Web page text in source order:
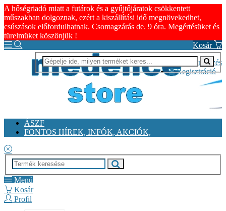
A hőségriadó miatt a futárok és a gyűjtőjáratok csökkentett
műszakban dolgoznak, ezért a kiszállítási idő megnövekedhet,
csúszások előfordulhatnak. Csomagzárás de. 9 óra. Megértésüket és
türelmüket köszönjük !
Kosár
Bejelentkezés
Regisztráció
ÁSZF
FONTOS HÍREK, INFÓK, AKCIÓK,
Menü
Kosár
Profil